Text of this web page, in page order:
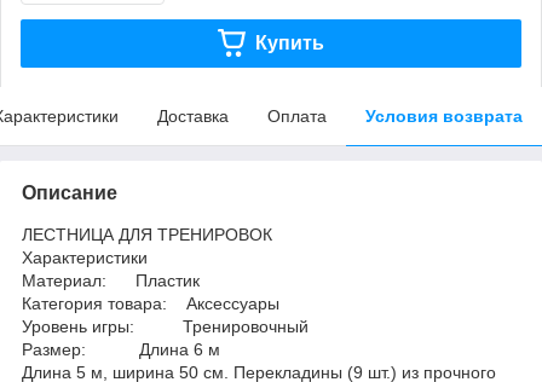
Купить
Доставка Оплата Условия возврата
Описание
ЛЕСТНИЦА ДЛЯ ТРЕНИРОВОК
Характеристики
Материал: Пластик
Категория товара: Аксессуары
Уровень игры: Тренировочный
Размер: Длина 6 м
Длина 5 м, ширина 50 см. Перекладины (9 шт.) из прочного